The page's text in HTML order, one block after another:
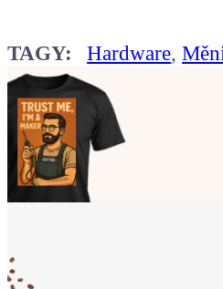
TAGY: Hardware,
že jsi Maker!